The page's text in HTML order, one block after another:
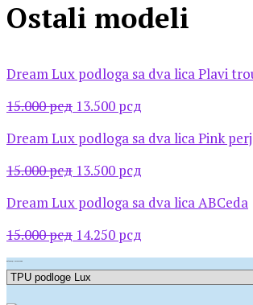
Ostali modeli
Dream Lux podloga sa dva lica Plavi
15.000рсд Оригинална
је
била:
15.000 рсд.
13.500 рсд
је:
Dream Lux podloga sa dva lica Pink
15.000рсд Оригинална
је
била:
15.000 рсд.
13.500 рсд
је:
Dream Lux podloga sa dva lica ABCeda
15.000рсд Оригинална
је
била:
14.250 рсд
је:
14.250 рсд.
Kategorije proizvoda